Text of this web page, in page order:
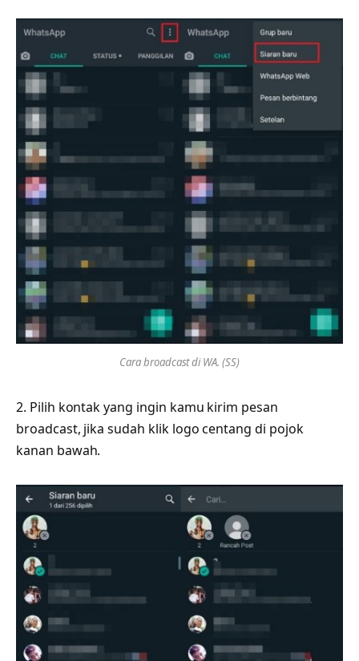
Cara broadcast di WA. (SS)
2. Pilih kontak yang ingin kamu kirim pesan
broadcast, jika sudah klik logo centang di pojok
kanan bawah.